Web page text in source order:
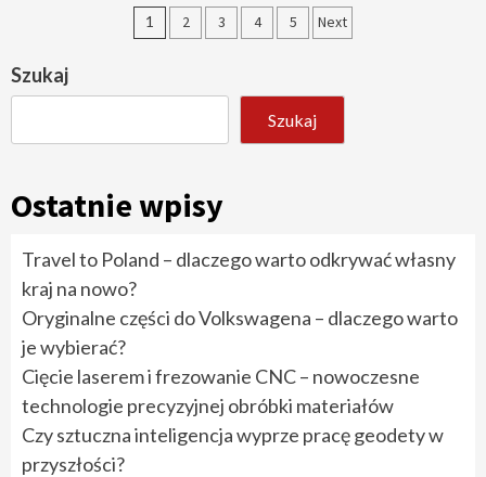
Stronicowanie
1 2 3 4 5 Next
Szukaj
Szukaj
Ostatnie wpisy
Travel to Poland – dlaczego warto odkrywać własny
kraj na nowo?
Oryginalne części do Volkswagena – dlaczego warto
je wybierać?
Cięcie laserem i frezowanie CNC – nowoczesne
technologie precyzyjnej obróbki materiałów
Czy sztuczna inteligencja wyprze pracę geodety w
przyszłości?